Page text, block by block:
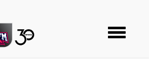
Toggle
navigation